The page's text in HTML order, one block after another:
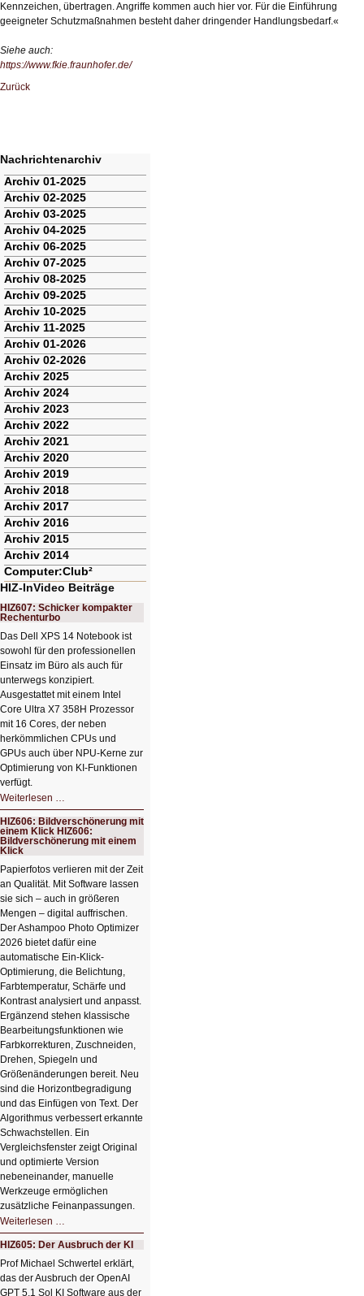
Kennzeichen, übertragen. Angriffe kommen auch hier vor. Für die Einführung
geeigneter Schutzmaßnahmen besteht daher dringender Handlungsbedarf.«
Siehe auch:
https://www.fkie.fraunhofer.de/
Zurück
Nachrichtenarchiv
Navigation
überspringen
Archiv 01-2025
Archiv 02-2025
Archiv 03-2025
Archiv 04-2025
Archiv 06-2025
Archiv 07-2025
Archiv 08-2025
Archiv 09-2025
Archiv 10-2025
Archiv 11-2025
Archiv 01-2026
Archiv 02-2026
Archiv 2025
Archiv 2024
Archiv 2023
Archiv 2022
Archiv 2021
Archiv 2020
Archiv 2019
Archiv 2018
Archiv 2017
Archiv 2016
Archiv 2015
Archiv 2014
Computer:Club²
HIZ-InVideo Beiträge
HIZ607: Schicker kompakter
Rechenturbo
Das Dell XPS 14 Notebook ist
sowohl für den professionellen
Einsatz im Büro als auch für
unterwegs konzipiert.
Ausgestattet mit einem Intel
Core Ultra X7 358H Prozessor
mit 16 Cores, der neben
herkömmlichen CPUs und
GPUs auch über NPU-Kerne zur
Optimierung von KI-Funktionen
verfügt.
Weiterlesen …
Schicker
kompakter
Rechenturbo
HIZ606: Bildverschönerung mit
einem Klick HIZ606:
Bildverschönerung mit einem
Klick
Papierfotos verlieren mit der Zeit
an Qualität. Mit Software lassen
sie sich – auch in größeren
Mengen – digital auffrischen.
Der Ashampoo Photo Optimizer
2026 bietet dafür eine
automatische Ein-Klick-
Optimierung, die Belichtung,
Farbtemperatur, Schärfe und
Kontrast analysiert und anpasst.
Ergänzend stehen klassische
Bearbeitungsfunktionen wie
Farbkorrekturen, Zuschneiden,
Drehen, Spiegeln und
Größenänderungen bereit. Neu
sind die Horizontbegradigung
und das Einfügen von Text. Der
Algorithmus verbessert erkannte
Schwachstellen. Ein
Vergleichsfenster zeigt Original
und optimierte Version
nebeneinander, manuelle
Werkzeuge ermöglichen
zusätzliche Feinanpassungen.
Weiterlesen …
Bildverschönerung
mit
einem
Klick
HIZ606:
Bildverschönerung
mit
HIZ605: Der Ausbruch der KI
Prof Michael Schwertel erklärt,
das der Ausbruch der OpenAI
GPT 5.1 Sol KI Software aus der